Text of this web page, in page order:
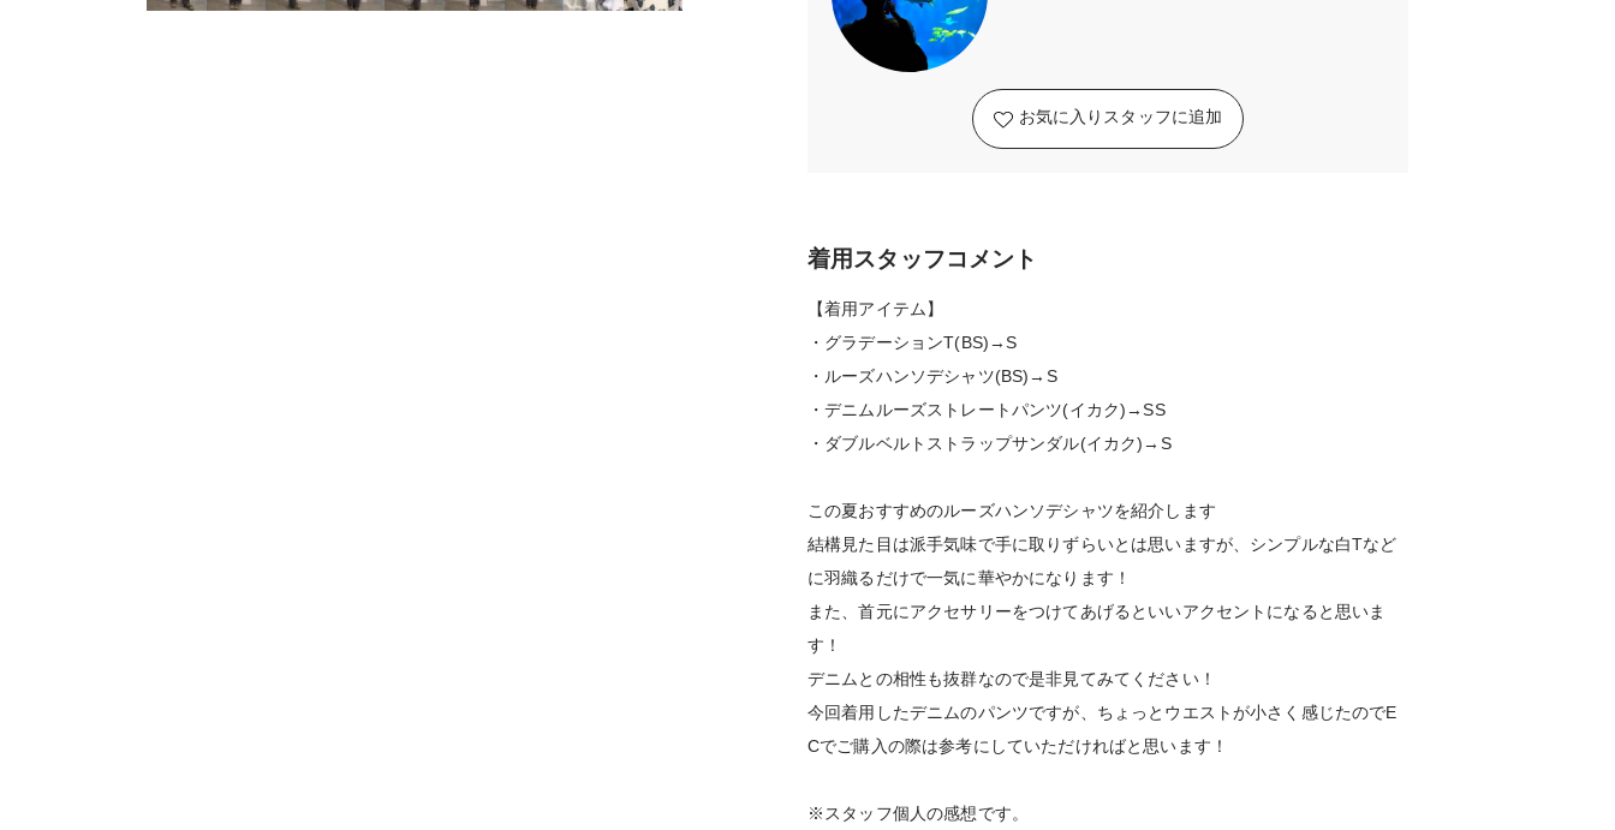
お気に入りスタッフに追加
着用スタッフコメント
【着用アイテム】
・グラデーションT(BS)→S
・ルーズハンソデシャツ(BS)→S
・デニムルーズストレートパンツ(イカク)→SS
・ダブルベルトストラップサンダル(イカク)→S
この夏おすすめのルーズハンソデシャツを紹介します
結構見た目は派手気味で手に取りずらいとは思いますが、シンプルな白Tなど
に羽織るだけで一気に華やかになります！
また、首元にアクセサリーをつけてあげるといいアクセントになると思いま
す！
デニムとの相性も抜群なので是非見てみてください！
今回着用したデニムのパンツですが、ちょっとウエストが小さく感じたのでE
Cでご購入の際は参考にしていただければと思います！
※スタッフ個人の感想です。